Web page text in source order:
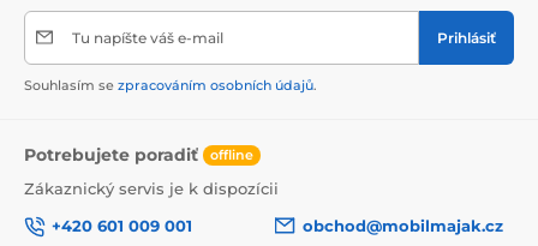
Tu napíšte váš e-mail Prihlásiť
Souhlasím se zpracováním osobních údajů.
Potrebujete poradiť offline
Zákaznický servis je k dispozícii
+420 601 009 001
obchod@mobilmajak.cz